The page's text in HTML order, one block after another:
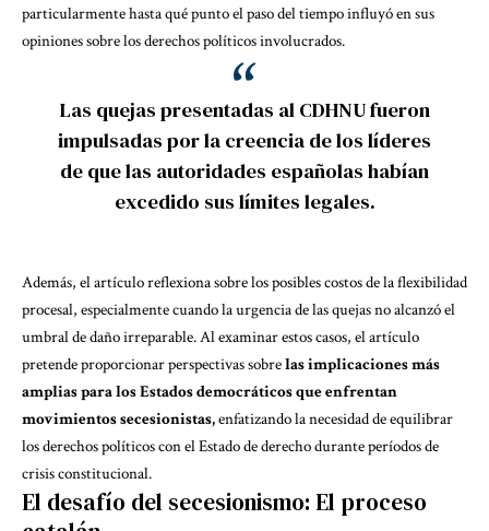
particularmente hasta qué punto el paso del tiempo influyó en sus
opiniones sobre los derechos políticos involucrados.
Las quejas presentadas al CDHNU fueron
impulsadas por la creencia de los líderes
de que las autoridades españolas habían
excedido sus límites legales.
Además, el artículo reflexiona sobre los posibles costos de la flexibilidad
procesal, especialmente cuando la urgencia de las quejas no alcanzó el
umbral de daño irreparable. Al examinar estos casos, el artículo
pretende proporcionar perspectivas sobrelas implicaciones más
amplias para los Estados democráticos que enfrentan
movimientos secesionistas,enfatizando la necesidad de equilibrar
los derechos políticos con el Estado de derecho durante períodos de
crisis constitucional.
El desafío del secesionismo: El proceso